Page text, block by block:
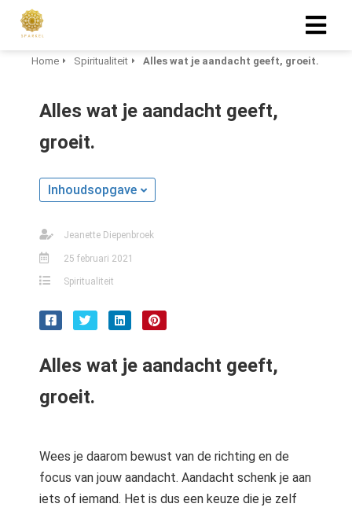
Home Spiritualiteit Alles wat je aandacht geeft, groeit.
Alles wat je aandacht geeft,
groeit.
Inhoudsopgave
Jeanette Diepenbroek
25 februari 2021
Spiritualiteit
Alles wat je aandacht geeft,
groeit.
Wees je daarom bewust van de richting en de
focus van jouw aandacht. Aandacht schenk je aan
iets of iemand. Het is dus een keuze die je zelf
worden